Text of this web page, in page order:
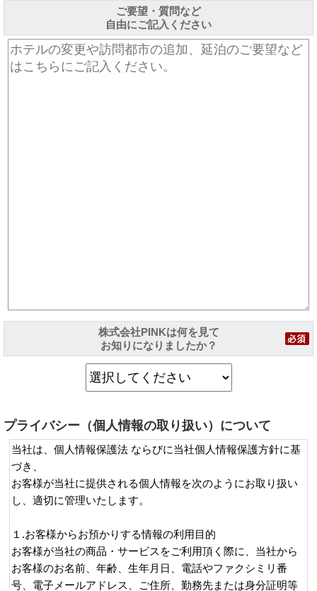
ご要望・質問など
自由にご記入ください
株式会社PINKは何を見て
お知りになりましたか？
プライバシー（個人情報の取り扱い）について